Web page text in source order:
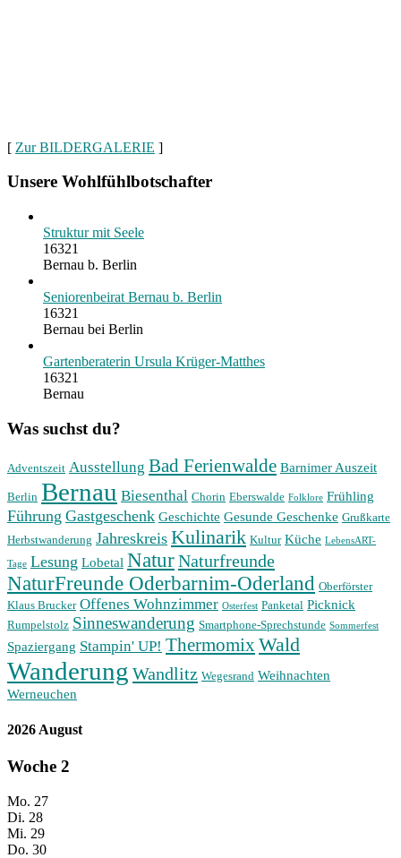
[ Zur BILDERGALERIE ]
Unsere Wohlfühlbotschafter
Struktur mit Seele
16321
Bernau b. Berlin
Seniorenbeirat Bernau b. Berlin
16321
Bernau bei Berlin
Gartenberaterin Ursula Krüger-Matthes
16321
Bernau
Was suchst du?
Adventszeit Ausstellung Bad Ferienwalde Barnimer Auszeit
Berlin Bernau Biesenthal Chorin Eberswalde Folklore Frühling
Führung Gastgeschenk Geschichte Gesunde Geschenke Grußkarte
Herbstwanderung Jahreskreis Kulinarik Kultur Küche LebensART-
Tage Lesung Lobetal NaturNaturfreunde
NaturFreunde Oderbarnim-Oderland Oberförster
Klaus Brucker Offenes Wohnzimmer Osterfest Panketal Picknick
Rumpelstolz Sinneswanderung Smartphone-Sprechstunde Sommerfest
Spaziergang Stampin' UP! ThermomixWald
Wanderung Wandlitz Wegesrand Weihnachten
Werneuchen
2026 August
Woche 2
Mo. 27
Di. 28
Mi. 29
Do. 30